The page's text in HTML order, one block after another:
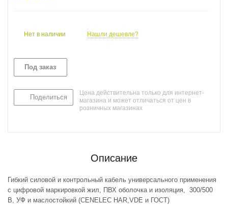
Нет в наличии Нашли дешевле?
Под заказ
Поделиться
Цена действительна только для интернет-
магазина и может отличаться от цен в
розничных магазинах
Описание
Гибкий силовой и контрольный кабель универсального применения
с цифровой маркировкой жил, ПВХ оболочка и изоляция, 300/500
В, УФ и маслостойкий (CENELEC HAR,VDE и ГОСТ)